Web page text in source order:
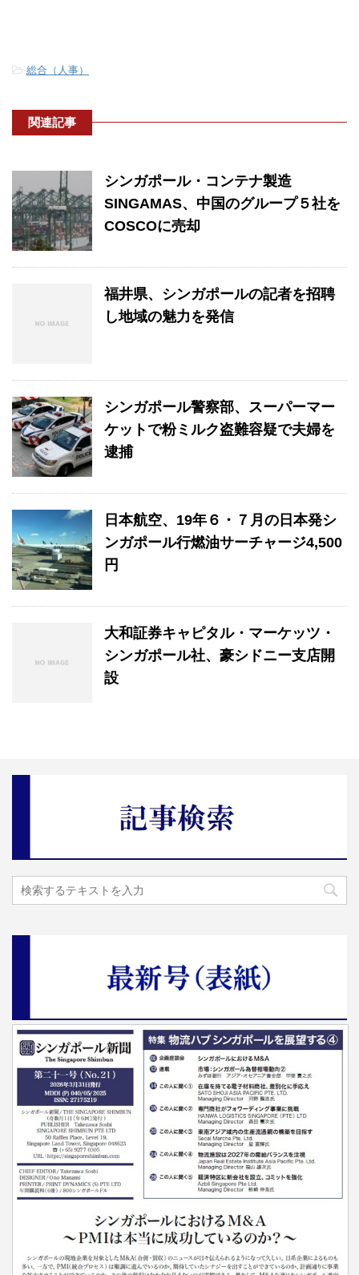
-総合（人事）
関連記事
シンガポール・コンテナ製造
SINGAMAS、中国のグループ５社を
COSCOに売却
福井県、シンガポールの記者を招聘
し地域の魅力を発信
シンガポール警察部、スーパーマー
ケットで粉ミルク盗難容疑で夫婦を
逮捕
日本航空、19年６・７月の日本発シ
ンガポール行燃油サーチャージ4,500
円
大和証券キャピタル・マーケッツ・
シンガポール社、豪シドニー支店開
設